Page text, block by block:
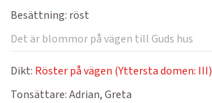
Besättning: röst
Det är blommor på vägen till Guds hus
Dikt: Röster på vägen (Yttersta domen: III)
Tonsättare:Adrian, Greta